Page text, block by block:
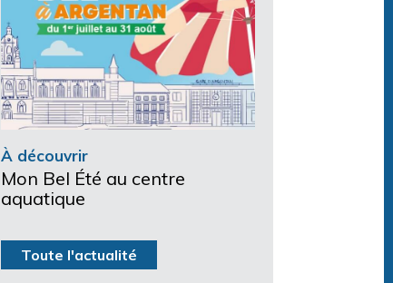
À découvrir
Mon Bel Été au centre
aquatique
Toute l'actualité